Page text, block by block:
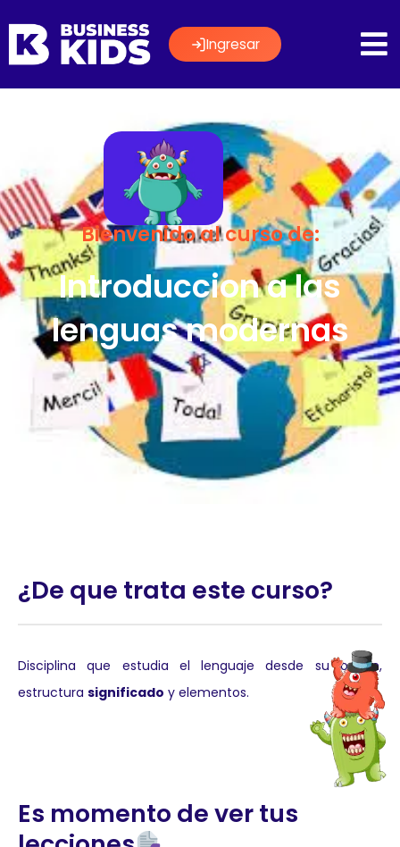
Ingresar
Bienvenido al curso de:
Introduccion a las
lenguas modernas
¿De que trata este curso?
Disciplina que estudia el lenguaje desde su origen,
estructura significado y elementos.
Es momento de ver tus